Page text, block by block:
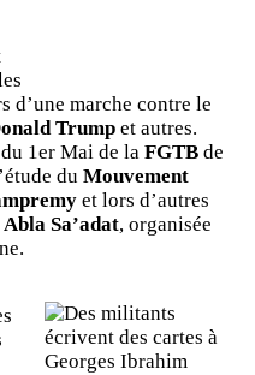
d’une marche contre le
Trump et autres.
1er Mai de la FGTB de
du Mouvement
et lors d’autres
Abla Sa’adat, organisée